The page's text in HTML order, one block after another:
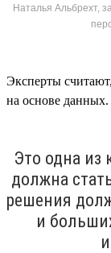
Наталья Альбрехт,
Эксперты
на основе данных.
Это одна из
должна
решения
и